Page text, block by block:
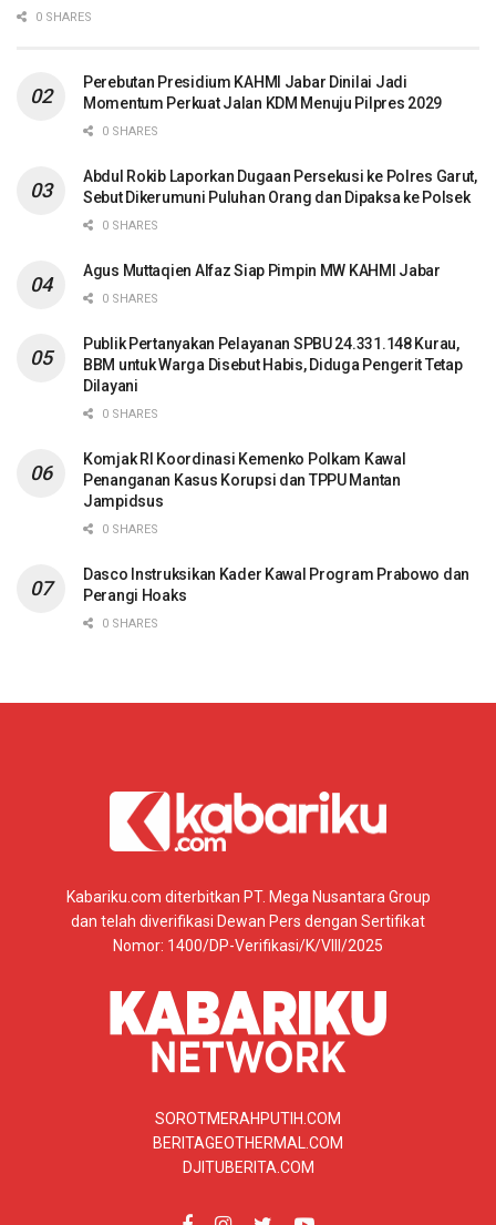
0 SHARES
Perebutan Presidium KAHMI Jabar Dinilai Jadi
Momentum Perkuat Jalan KDM Menuju Pilpres 2029
0 SHARES
Abdul Rokib Laporkan Dugaan Persekusi ke Polres Garut,
Sebut Dikerumuni Puluhan Orang dan Dipaksa ke Polsek
0 SHARES
Agus Muttaqien Alfaz Siap Pimpin MW KAHMI Jabar
0 SHARES
Publik Pertanyakan Pelayanan SPBU 24.331.148 Kurau,
BBM untuk Warga Disebut Habis, Diduga Pengerit Tetap
Dilayani
0 SHARES
Komjak RI Koordinasi Kemenko Polkam Kawal
Penanganan Kasus Korupsi dan TPPU Mantan
Jampidsus
0 SHARES
Dasco Instruksikan Kader Kawal Program Prabowo dan
Perangi Hoaks
0 SHARES
Kabariku.com diterbitkan PT. Mega Nusantara Group
dan telah diverifikasi Dewan Pers dengan Sertifikat
Nomor: 1400/DP-Verifikasi/K/VIII/2025
SOROTMERAHPUTIH.COM
BERITAGEOTHERMAL.COM
DJITUBERITA.COM